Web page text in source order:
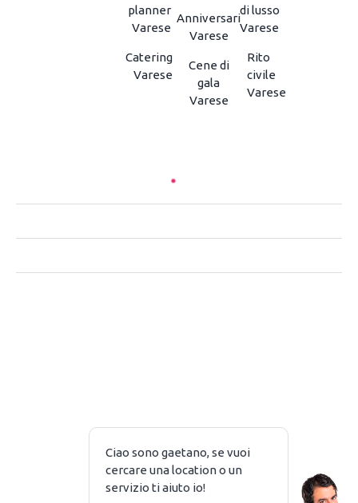
planner
Varese
Catering
Varese
Anniversari
Varese
Cene di
gala
Varese
di lusso
Varese
Rito
civile
Varese
CHI SIAMO
CONTATTACI
PRIVACY
Copyright © 2026 ASK4 SRL P. IVA 10368380969
Tutti i diritti riservatati